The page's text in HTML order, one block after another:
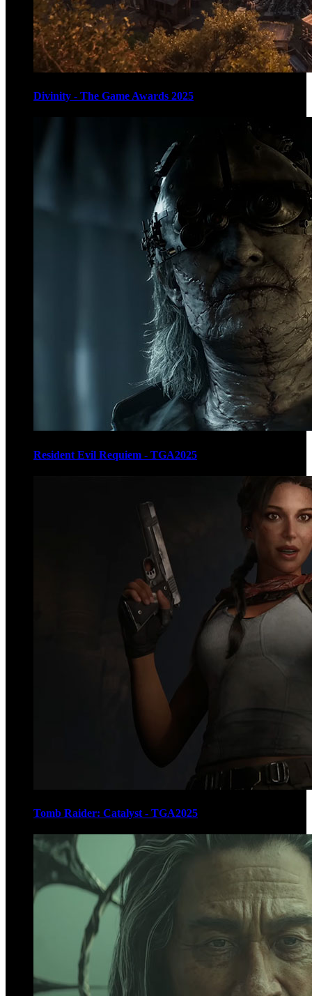
Divinity - The Game Awards 2025
Resident Evil Requiem - TGA2025
Tomb Raider: Catalyst - TGA2025